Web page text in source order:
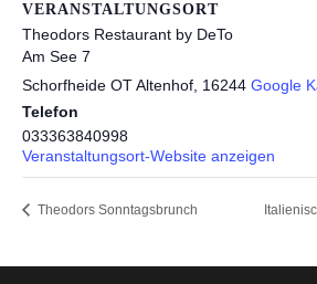
VERANSTALTUNGSORT
Theodors Restaurant by DeTo
Am See 7
Schorfheide OT Altenhof 16244 Google
Telefon
033363840998
Veranstaltungsort-Website anzeigen
Theodors Sonntagsbrunch